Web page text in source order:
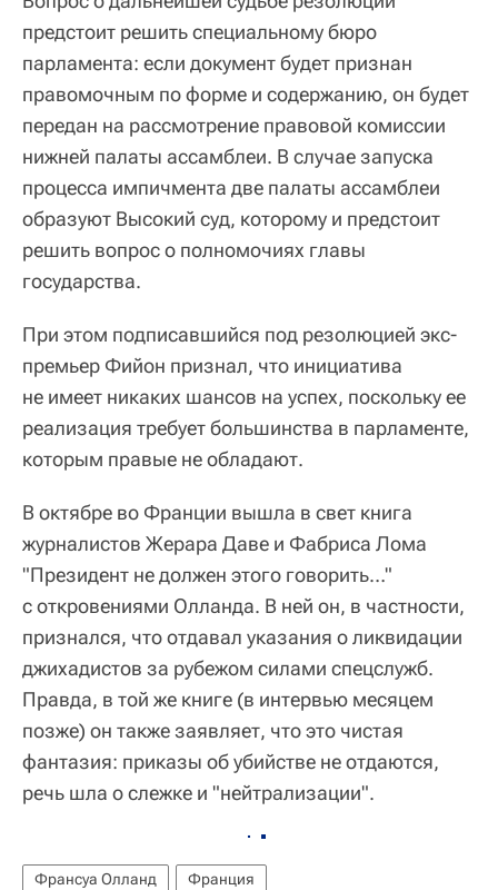
предстоит решить специальному бюро
парламента: если документ будет признан
правомочным по форме и содержанию, он будет
передан на рассмотрение правовой комиссии
нижней палаты ассамблеи. В случае запуска
процесса импичмента две палаты ассамблеи
образуют Высокий суд, которому и предстоит
решить вопрос о полномочиях главы
государства.
При этом подписавшийся под резолюцией экс-
премьер Фийон признал, что инициатива
не имеет никаких шансов на успех, поскольку ее
реализация требует большинства в парламенте,
которым правые не обладают.
В октябре во Франции вышла в свет книга
журналистов Жерара Даве и Фабриса Лома
"Президент не должен этого говорить…"
с откровениями Олланда. В ней он, в частности,
признался, что отдавал указания о ликвидации
джихадистов за рубежом силами спецслужб.
Правда, в той же книге (в интервью месяцем
позже) он также заявляет, что это чистая
фантазия: приказы об убийстве не отдаются,
речь шла о слежке и "нейтрализации".
Франсуа Олланд Франция